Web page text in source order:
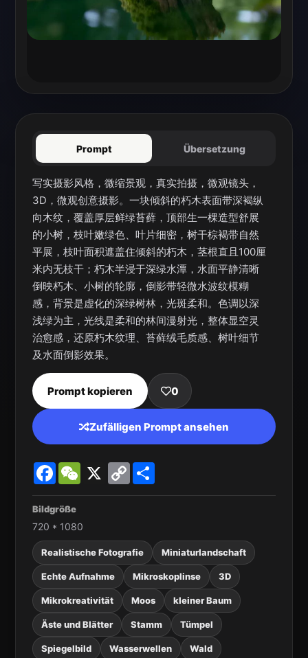
Prompt Übersetzung
写实摄影风格，微缩景观，真实拍摄，微观镜头，
3D，微观创意摄影。一块倾斜的朽木表面带深褐纵
向木纹，覆盖厚层鲜绿苔藓，顶部生一棵造型舒展
的小树，枝叶嫩绿色、叶片细密，树干棕褐带自然
平展，枝叶面积遮盖住倾斜的朽木，茎根直且100厘
米内无枝干；朽木半浸于深绿水潭，水面平静清晰
倒映朽木、小树的轮廓，倒影带轻微水波纹模糊
感，背景是虚化的深绿树林，光斑柔和。色调以深
浅绿为主，光线是柔和的林间漫射光，整体显空灵
治愈感，还原朽木纹理、苔藓绒毛质感、树叶细节
及水面倒影效果。
Prompt kopieren 0
Zufälligen Prompt ansehen
FacebookWeChat
X
Copy
Link
Bildgröße
720 * 1080
Realistische Fotografie Miniaturlandschaft
Echte Aufnahme Mikroskoplinse 3D
Mikrokreativität Moos kleiner Baum
Äste und Blätter Stamm Tümpel
Spiegelbild Wasserwellen Wald